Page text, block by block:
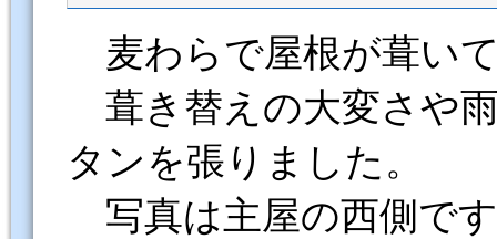
麦わらで屋根が葺い
葺き替えの大変さや
タンを張りました。
写真は主屋の西側で